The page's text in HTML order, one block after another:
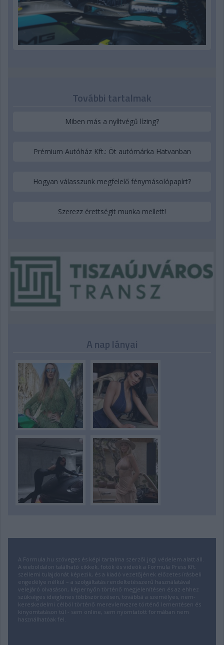
További tartalmak
Miben más a nyíltvégű lízing?
Prémium Autóház Kft.: Öt autómárka Hatvanban
Hogyan válasszunk megfelelő fénymásolópapírt?
Szerezz érettségit munka mellett!
A nap lányai
A Formula.hu szöveges és képi tartalma szerzői jogi védelem alatt áll.
A weboldalon található cikkek, fotók és videók a Formula Press Kft.
szellemi tulajdonát képezik, és a kiadó vezetőjének előzetes írásbeli
engedélye nélkül – a szolgáltatás rendeltetésszerű használatával
velejáró olvasáson, képernyőn történő megjelenítésen és az ehhez
szükséges ideiglenes többszörözésen, továbbá a személyes, nem-
kereskedelmi célból történő merevlemezre történő lementésen és
kinyomtatáson túl - sem online, sem nyomtatott formában nem
használhatóak fel.